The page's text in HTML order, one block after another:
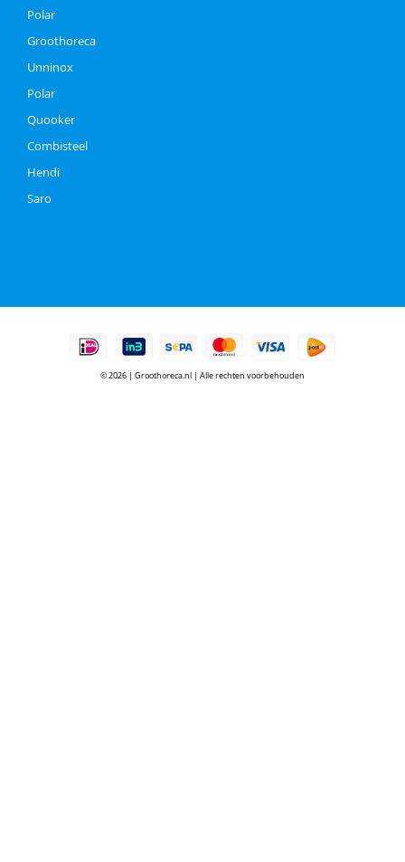
Polar
Groothoreca
Unninox
Polar
Quooker
Combisteel
Hendi
Saro
© 2026 | Groothoreca.nl | Alle rechten voorbehouden